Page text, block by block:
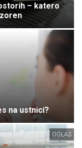
– katero
na ustnici?
OGLAS